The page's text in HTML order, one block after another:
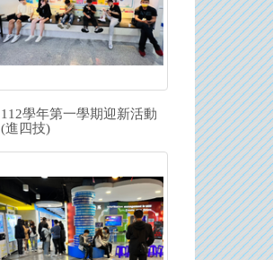
112學年第一學期迎新活動
(進四技)